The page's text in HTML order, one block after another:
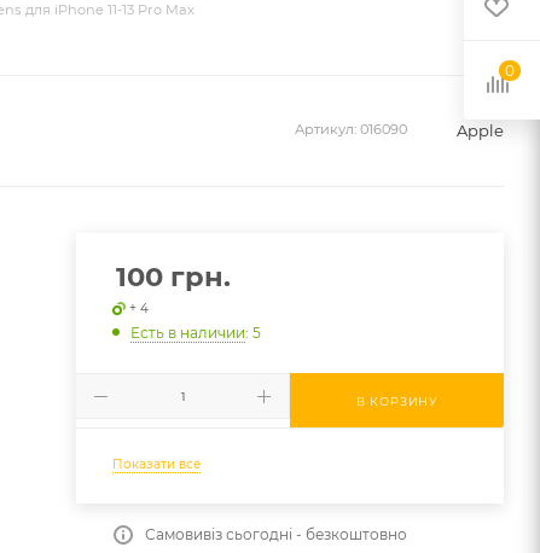
для iPhone 11-13 Pro Max
Артикул: 016090 Apple
100грн.
+ 4
Есть в наличии: 5
В КОРЗИНУ
Показати все
Самовивіз сьогодні - безкоштовно
0